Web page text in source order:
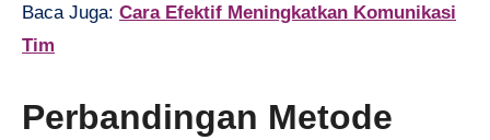
Baca Juga: Cara Efektif Meningkatkan Komunikasi
Tim
Perbandingan Metode